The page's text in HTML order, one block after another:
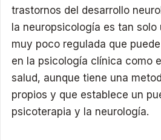
trastornos del desarrollo
la neuropsicología es tan solo
muy poco regulada que
en la psicología clínica como
salud, aunque tiene una
propios y que establece un
psicoterapia y la neurología.